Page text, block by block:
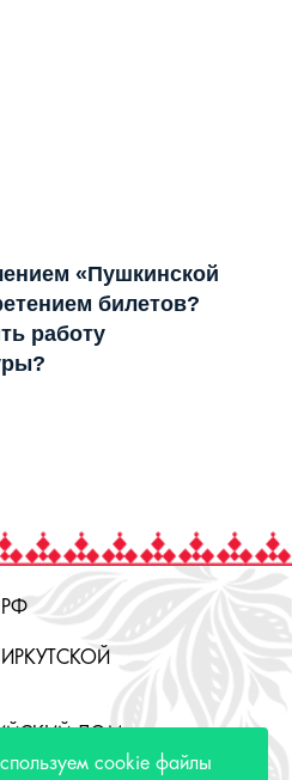
«Пушкинской
билетов?
работу
РФ
ДОМ
cookie файлы